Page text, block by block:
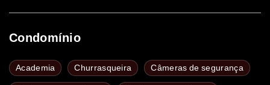
Condomínio
Academia Churrasqueira Câmeras de segurança